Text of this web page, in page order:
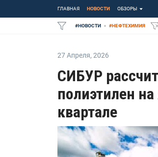
ГЛАВНАЯ НОВОСТИ ОБЗОРЫ
#НОВОСТИ #НЕФТЕХИМИЯ
27 Апреля, 2026
СИБУР
полиэтилен
квартале